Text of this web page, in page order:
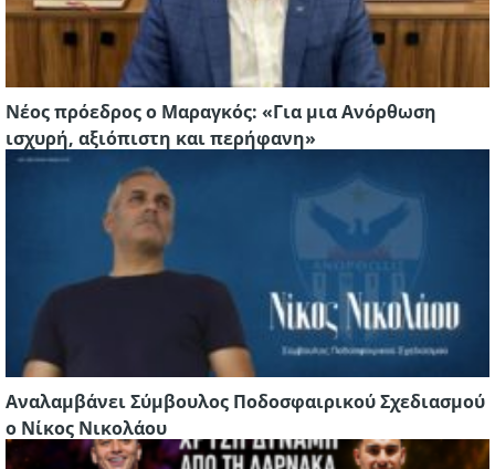
Νέος πρόεδρος ο Μαραγκός: «Για μια Ανόρθωση
ισχυρή, αξιόπιστη και περήφανη»
Αναλαμβάνει Σύμβουλος Ποδοσφαιρικού Σχεδιασμού
ο Νίκος Νικολάου